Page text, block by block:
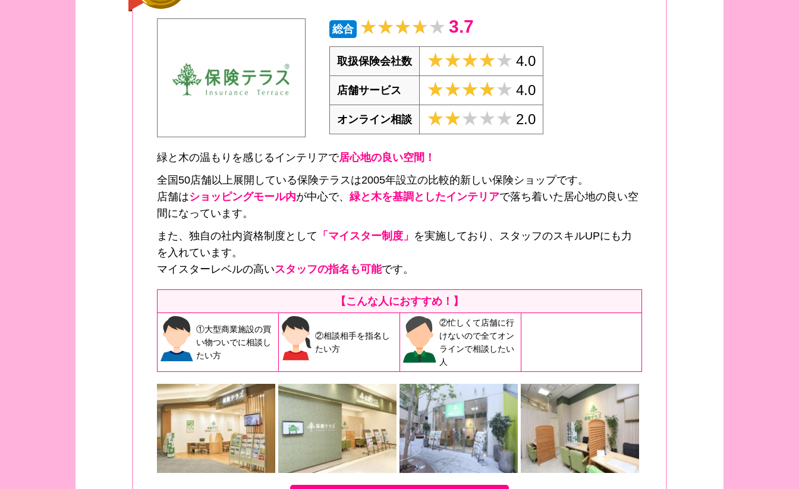
総合 ★★★★★
★★★★★ 3.7
取扱保険会社数 ★★★★★
★★★★★ 4.0
店舗サービス ★★★★★
★★★★★ 4.0
オンライン相談 ★★★★★
★★★★★ 2.0
緑と木の温もりを感じるインテリアで居心地の良い空間！
全国50店舗以上展開している保険テラスは2005年設立の比較的新しい保険ショップです。
店舗はショッピングモール内が中心で、 緑と木を基調としたインテリアで落ち着いた居心地の良い空
間になっています。
また、独自の社内資格制度として 「マイスター制度」 を実施しており、スタッフのスキルUPにも力
を入れています。
マイスターレベルの高いスタッフの指名も可能です。
【こんな人におすすめ！】
①大型商業施設の買
い物ついでに相談し
たい方
②相談相手を指名し
たい方
②忙しくて店舗に行
けないので全てオン
ラインで相談したい
人